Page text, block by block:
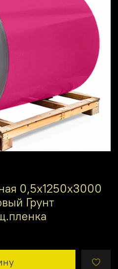
0,5х1250х3000
Грунт